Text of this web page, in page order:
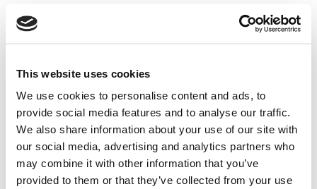
This website uses cookies
We use cookies to personalise content and ads, to
provide social media features and to analyse our traffic.
We also share information about your use of our site with
our social media, advertising and analytics partners who
may combine it with other information that you’ve
provided to them or that they’ve collected from your use
Tramite la promozione di una cultura aziendale
l’obiettivo di favorire lo sviluppo di idee
creative e innovative, attingendo a un terreno
molto fertile composto di background e
esperienze differenti.
Individuate dunque le diversità, il Diversity